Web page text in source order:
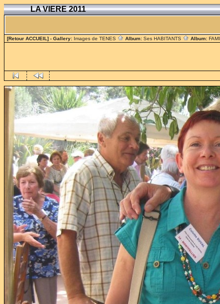
LA VIERE 2011
[Retour ACCUEIL] - Gallery: Images de TENES Album: Ses HABITANTS Album: